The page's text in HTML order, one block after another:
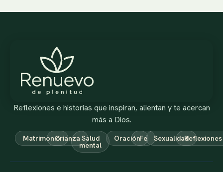
Reflexiones e historias que inspiran, alientan y te acercan
más a Dios.
MatrimonioCrianza Salud
mental
OraciónFe SexualidadReflexiones